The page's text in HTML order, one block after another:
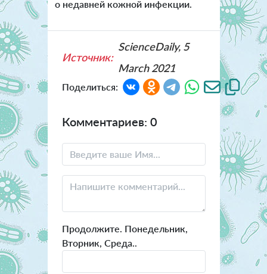
о недавней кожной инфекции.
Источник:
ScienceDaily, 5
March 2021
Поделиться:
Комментариев: 0
Продолжите. Понедельник,
Вторник, Среда..